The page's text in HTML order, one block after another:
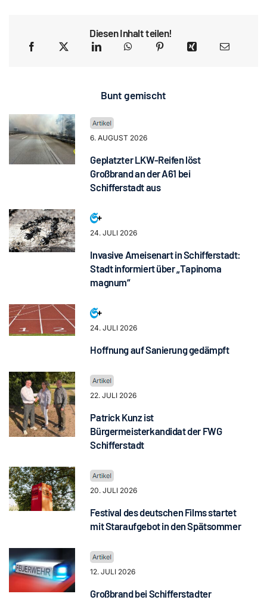
Diesen Inhalt teilen!
Bunt gemischt
6. AUGUST 2026
Geplatzter LKW-Reifen löst
Großbrand an der A61 bei
Schifferstadt aus
24. JULI 2026
Invasive Ameisenart in Schifferstadt:
Stadt informiert über „Tapinoma
magnum“
24. JULI 2026
Hoffnung auf Sanierung gedämpft
22. JULI 2026
Patrick Kunz ist
Bürgermeisterkandidat der FWG
Schifferstadt
20. JULI 2026
Festival des deutschen Films startet
mit Staraufgebot in den Spätsommer
12. JULI 2026
Großbrand bei Schifferstadter